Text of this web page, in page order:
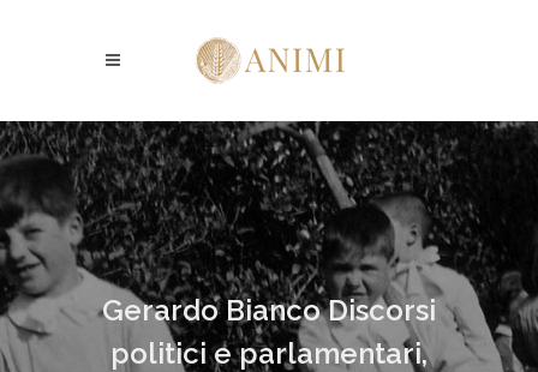
Gerardo Bianco Discorsi
politici e parlamentari,